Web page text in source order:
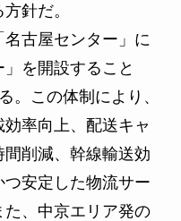
針だ。
古屋センター」に
を開設すること
。この体制により、
率向上、配送キャ
削減、幹線輸送効
安定した物流サー
た、中京エリア発の